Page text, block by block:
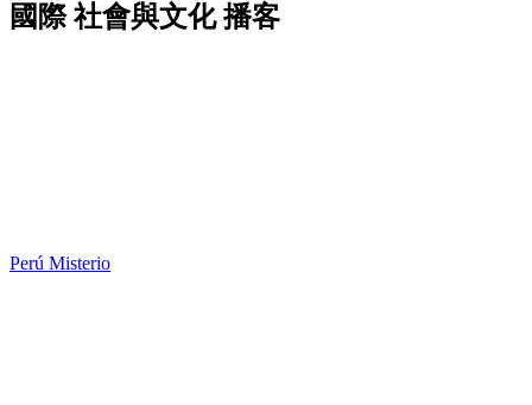
國際 社會與文化 播客
Perú Misterio